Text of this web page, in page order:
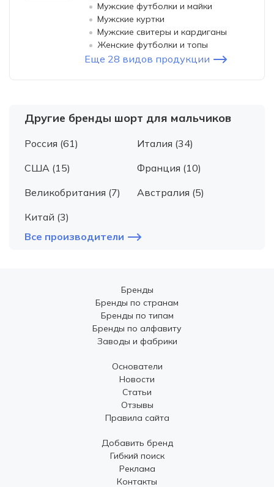
Мужские футболки и майки
Мужские куртки
Мужские свитеры и кардиганы
Женские футболки и топы
Еще 28 видов продукции
Другие бренды шорт для мальчиков
Россия (61)
Италия (34)
США (15)
Франция (10)
Великобритания (7)
Австралия (5)
Китай (3)
Все производители
Бренды
Бренды по странам
Бренды по типам
Бренды по алфавиту
Заводы и фабрики
Основатели
Новости
Статьи
Отзывы
Правила сайта
Добавить бренд
Гибкий поиск
Реклама
Контакты